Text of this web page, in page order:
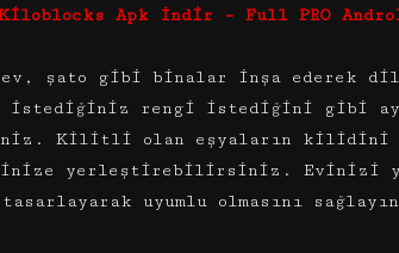
Apk İndir – Full PRO
şato gibi binalar inşa ederek
istediğiniz rengi istediğini gibi
Kilitli olan eşyaların kilidini
yerleştirebilirsiniz. Evinizi
tasarlayarak uyumlu olmasını